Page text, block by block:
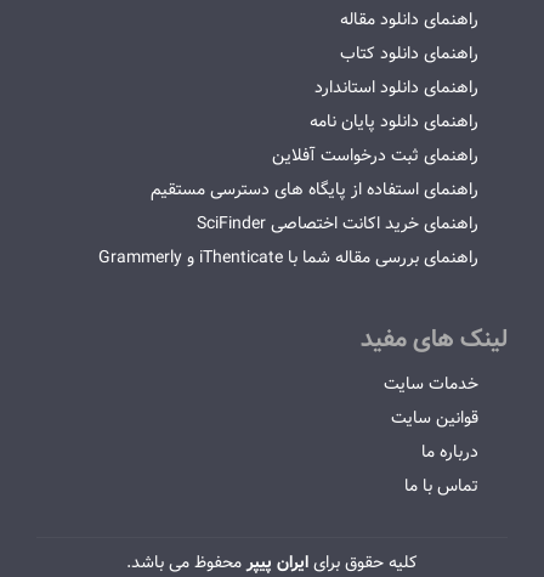
راهنمای دانلود مقاله
راهنمای دانلود کتاب
راهنمای دانلود استاندارد
راهنمای دانلود پایان نامه
راهنمای ثبت درخواست آفلاین
راهنمای استفاده از پایگاه های دسترسی مستقیم
راهنمای خرید اکانت اختصاصی SciFinder
راهنمای بررسی مقاله شما با iThenticate و Grammerly
لینک های مفید
خدمات سایت
قوانین سایت
درباره ما
تماس با ما
کلیه حقوق برایایران پیپرمحفوظ می باشد.